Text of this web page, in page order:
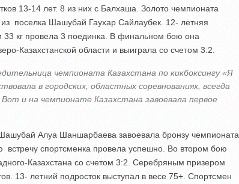
13-14 лет. 8 из них с Балхаша. Золото чемпионата
поселка Шашубай Гаухар Сайлаубек. 12- летняя
33 кг провела 3 поединка. В финальном бою она
Казахстанской области и выиграла со счетом 3:2.
чемпионата Казахстана по кикбоксингу «Я
в городских, областных соревнованиях, всегда
и на чемпионате Казахстана завоевала первое
Алуа Шаншарбаева завоевала бронзу чемпионата
встречу спортсменка провела успешно. Во втором бою
Казахстана со счетом 3:2. Серебряным призером
13- летний подросток выступал в весе 75+. Спортсмен